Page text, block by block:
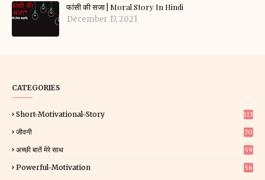
फांसी की सजा | Moral Story In Hindi
December 17, 2021
CATEGORIES
Short-Motivational-Story 113
जीवनी 70
अच्छी बातें मेरे साथ 59
Powerful-Motivation 56